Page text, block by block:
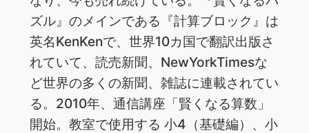
ズル』のメインである『計算ブロック』は
英名KenKenで、世界10カ国で翻訳出版さ
れていて、読売新聞、NewYorkTimesな
ど世界の多くの新聞、雑誌に連載されてい
る。2010年、通信講座「賢くなる算数」
開始。教室で使用する 小4（基礎編）、小